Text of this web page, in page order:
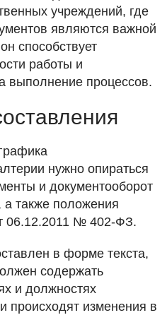
учреждений, где
являются важной
способствует
работы и
выполнение процессов.
нужно опираться
и документооборот
а также положения
06.12.2011 № 402-ФЗ.
в форме текста,
содержать
и должностях
происходят изменения в